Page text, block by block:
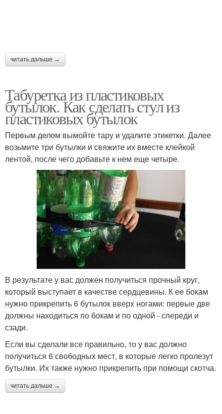
читать дальше →
Табуретка из пластиковых
бутылок. Как сделать стул из
пластиковых бутылок
Первым делом вымойте тару и удалите этикетки. Далее
возьмите три бутылки и свяжите их вместе клейкой
лентой, после чего добавьте к нем еще четыре.
В результате у вас должен получиться прочный круг,
который выступает в качестве сердцевины. К ее бокам
нужно прикрепить 6 бутылок вверх ногами: первые две
должны находиться по бокам и по одной - спереди и
сзади.
Если вы сделали все правильно, то у вас должно
получиться 6 свободных мест, в которые легко пролезут
бутылки. Их также нужно прикрепить при помощи скотча.
читать дальше →